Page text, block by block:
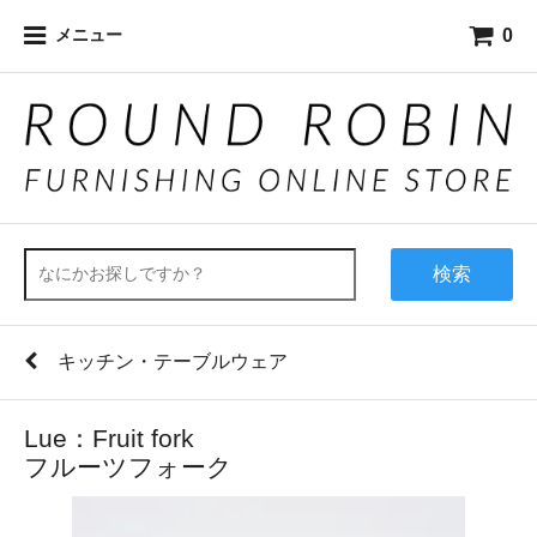
メニュー 0
検索
キッチン・テーブルウェア
Lue：Fruit fork
フルーツフォーク